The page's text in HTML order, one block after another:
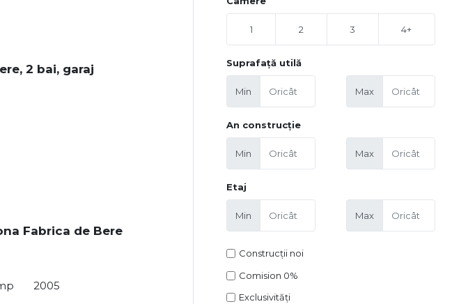
2 bai, garaj
Fabrica de Bere
2005
1 2 3 4+
Suprafață utilă
Min Max
An construcție
Min Max
Etaj
Min Max
Construcții noi
Comision 0%
Exclusivități